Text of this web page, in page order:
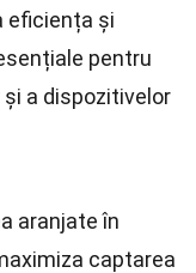
eficiența și
pentru
a dispozitivelor
aranjate în
captarea